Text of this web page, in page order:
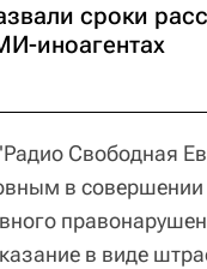
сроки
иноагентах
Свободная
в совершении
в виде